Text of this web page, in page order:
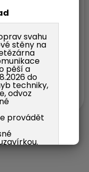
svahu
stěny na
pěší a
do
techniky,
odvoz
provádět